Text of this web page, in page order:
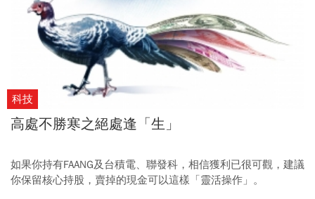
科技
高處不勝寒之絕處逢「生」
如果你持有FAANG及台積電、聯發科，相信獲利已很可觀，建議
你保留核心持股，賣掉的現金可以這樣「靈活操作」。